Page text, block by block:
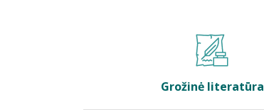
Grožinė literatūra